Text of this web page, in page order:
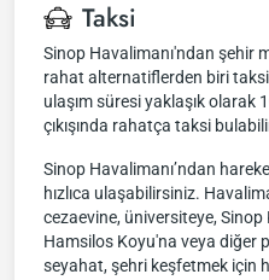
Taksi
Sinop Havalimanı'ndan şehir
rahat alternatiflerden biri
ulaşım süresi yaklaşık olarak
çıkışında rahatça taksi
Sinop Havalimanı’ndan
hızlıca ulaşabilirsiniz.
cezaevine, üniversiteye, Sinop
Hamsilos Koyu'na veya diğer
seyahat, şehri keşfetmek için